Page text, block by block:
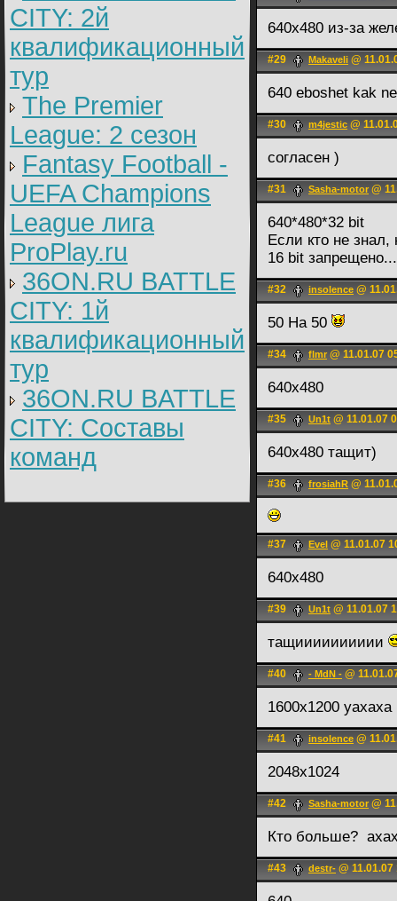
CITY: 2й
квалификационный
тур
The Premier
League: 2 cезон
Fantasy Football -
UEFA Champions
League лига
ProPlay.ru
36ON.RU BATTLE
CITY: 1й
квалификационный
тур
36ON.RU BATTLE
CITY: Составы
команд
640х480 из-за
#29 Makaveli @
640 eboshet kak
#30 m4jestic @
согласен )
#31 Sasha-motor @
640*480*32 bit
Если кто не
16 bit
#32 insolence @
50 Ha 50
#34 flmr @ 11.01.07
640x480
#35 Un1t @ 11.01.07
640х480 тащит)
#36 frosiahR @
#37 Evel @ 11.01.07
640x480
#39 Un1t @ 11.01.07
тащииииииииии
#40 - MdN - @
1600x1200 уахаха
#41 insolence @
2048x1024
#42 Sasha-motor @
Кто больше?
#43 destr- @ 11.01.07